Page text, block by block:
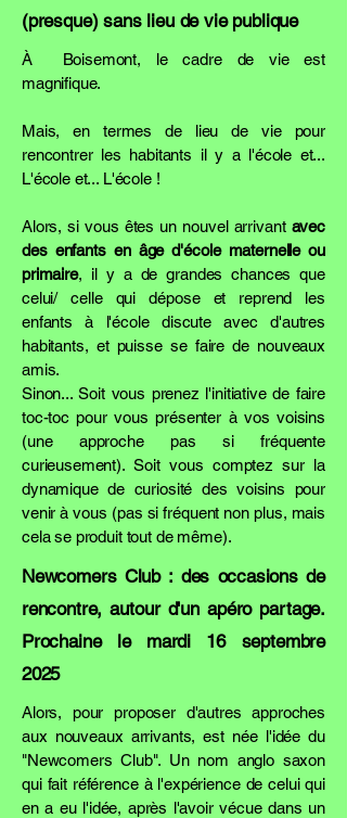
(presque) sans lieu de vie publique
À Boisemont, le cadre de vie est
magnifique.
Mais, en termes de lieu de vie pour
rencontrer les habitants il y a l'école et...
L'école et... L'école !
Alors, si vous êtes un nouvel arrivant avec
des enfants en âge d'école maternelle ou
primaire, il y a de grandes chances que
celui/ celle qui dépose et reprend les
enfants à l'école discute avec d'autres
habitants, et puisse se faire de nouveaux
amis.
Sinon... Soit vous prenez l'initiative de faire
toc-toc pour vous présenter à vos voisins
(une approche pas si fréquente
curieusement). Soit vous comptez sur la
dynamique de curiosité des voisins pour
venir à vous (pas si fréquent non plus, mais
cela se produit tout de même).
Newcomers Club : des occasions de
rencontre, autour d'un apéro partage.
Prochaine le mardi 16 septembre
2025
Alors, pour proposer d'autres approches
aux nouveaux arrivants, est née l'idée du
"Newcomers Club". Un nom anglo saxon
qui fait référence à l'expérience de celui qui
en a eu l'idée, après l'avoir vécue dans un